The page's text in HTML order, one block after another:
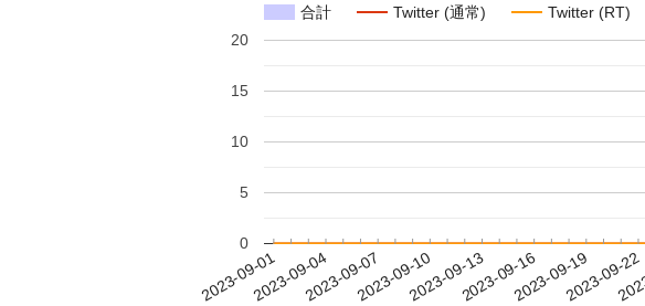
合計 Twitter (通常) Twitter (RT)
2023-09-012023-09-042023-09-072023-09-102023-09-132023-09-162023-09-192023-09-22
0
5
10
15
20